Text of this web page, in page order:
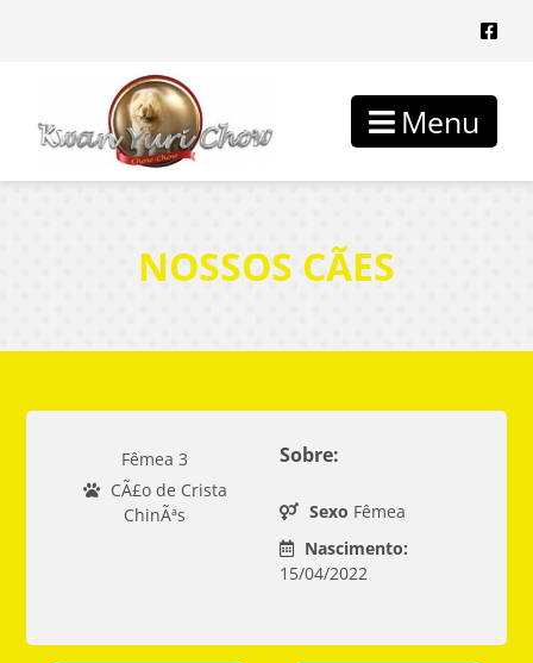
Menu
NOSSOS CÃES
Fêmea 3
CÃ£o de Crista
ChinÃªs
Sobre:
Sexo Fêmea
Nascimento:
15/04/2022